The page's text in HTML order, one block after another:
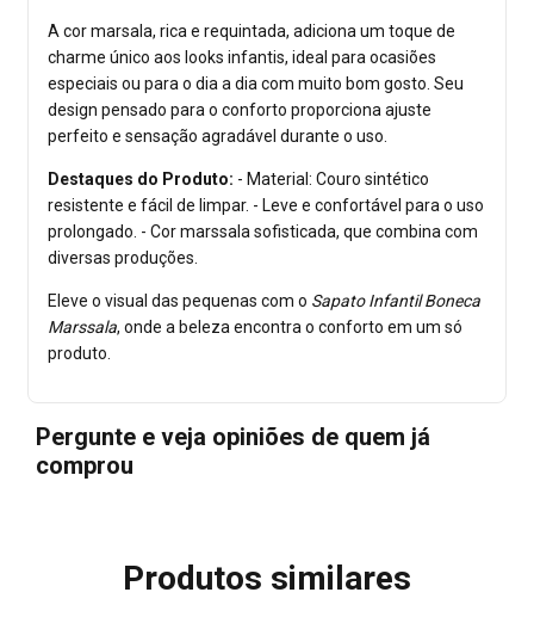
A cor marsala, rica e requintada, adiciona um toque de
charme único aos looks infantis, ideal para ocasiões
especiais ou para o dia a dia com muito bom gosto. Seu
design pensado para o conforto proporciona ajuste
perfeito e sensação agradável durante o uso.
Destaques do Produto: - Material: Couro sintético
resistente e fácil de limpar. - Leve e confortável para o uso
prolongado. - Cor marssala sofisticada, que combina com
diversas produções.
Eleve o visual das pequenas com o Sapato Infantil Boneca
Marssala, onde a beleza encontra o conforto em um só
produto.
Pergunte e veja opiniões de quem já
comprou
Produtos similares